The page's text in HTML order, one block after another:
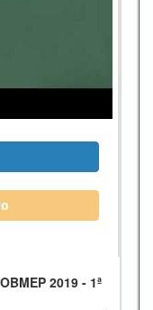
2019 - 1ª